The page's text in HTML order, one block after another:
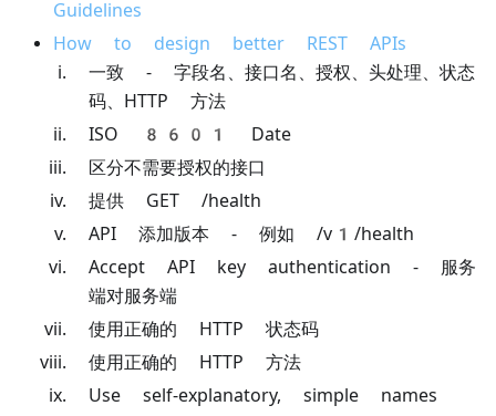
Guidelines
How to design better REST APIs
一致 - 字段名、接口名、授权、头处理、状态
码、HTTP 方法
ISO 8601 Date
区分不需要授权的接口
提供 GET /health
API 添加版本 - 例如 /v1/health
Accept API key authentication - 服务
端对服务端
使用正确的 HTTP 状态码
使用正确的 HTTP 方法
Use self-explanatory, simple names